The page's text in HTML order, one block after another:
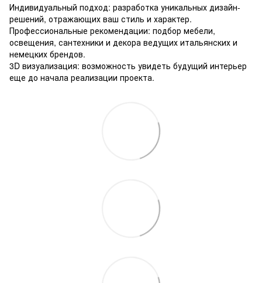
Индивидуальный подход: разработка уникальных дизайн-
решений, отражающих ваш стиль и характер.
Профессиональные рекомендации: подбор мебели,
освещения, сантехники и декора ведущих итальянских и
немецких брендов.
3D визуализация: возможность увидеть будущий интерьер
еще до начала реализации проекта.